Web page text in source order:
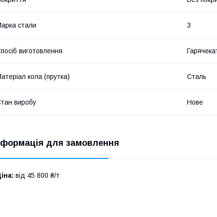
стали 3
виготовлення
кола (прутка) Сталь
виробу Нове
для замовлення
від 45 800 ₴/т